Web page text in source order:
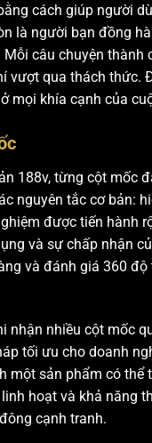
cách giúp người
là người bạn đồng
câu chuyện
vượt qua thách thức.
mọi khía cạnh của
188v, từng cột mốc
nguyên tắc cơ bản:
được tiến hành
và sự chấp nhận
và đánh giá 360
nhận nhiều cột mốc
tối ưu cho doanh
một sản phẩm có
hoạt và khả năng
cạnh tranh.